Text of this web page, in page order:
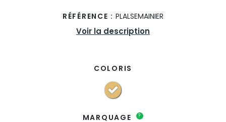
RÉFÉRENCE : PLALSEMAINIER
Voir la description
COLORIS
MARQUAGE ?